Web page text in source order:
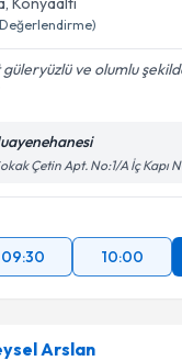
Değerlendirme)
ve olumlu
Çetin Apt. No:1/A İç Kapı
09:30 10:00
Arslan